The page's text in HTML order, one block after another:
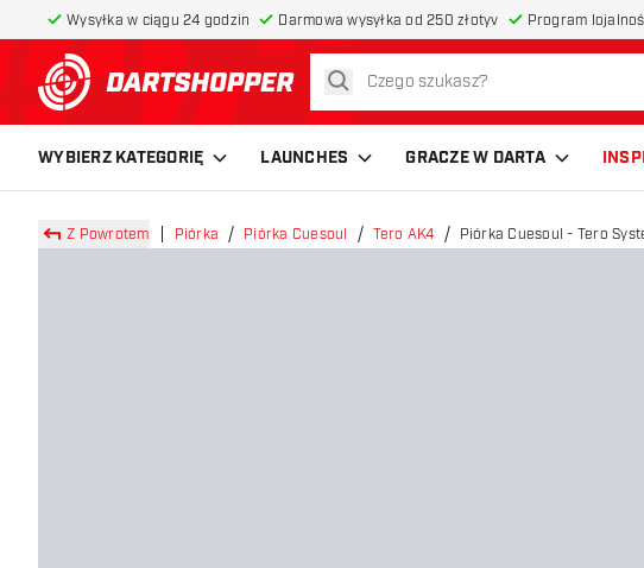
Wysyłka w ciągu 24 godzin Darmowa wysyłka od 250 złotyv Program
powrót do strony głównej
szukaj
WYBIERZ KATEGORIĘ LAUNCHES GRACZE W DARTA
Z Powrotem Piórka Piórka Cuesoul Tero AK4 Piórka Cuesoul - Tero